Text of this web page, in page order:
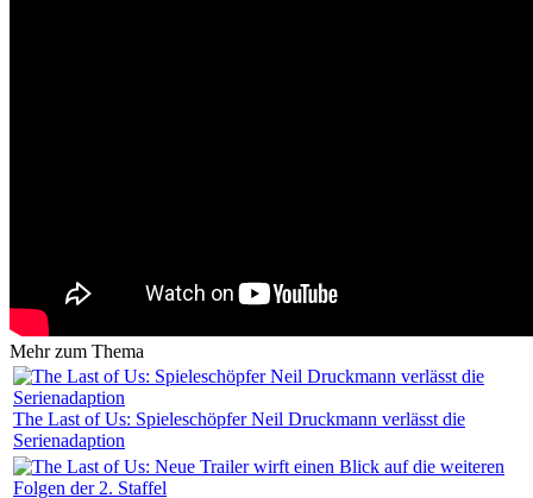
Mehr zum Thema
The Last of Us: Spieleschöpfer Neil Druckmann verlässt die
Serienadaption